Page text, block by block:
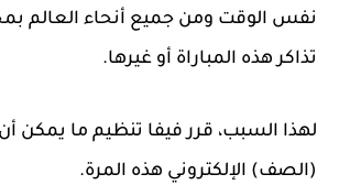
نفس الوقت ومن جميع أنحاء العالم
تذاكر هذه المباراة أو غيرها.
لهذا السبب، قرر فيفا تنظيم ما يمكن
(الصف) الإلكتروني هذه المرة.